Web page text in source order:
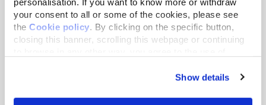
your consent to all or some of the cookies, please see
the Cookie policy . By clicking on the specific button,
closing this banner, scrolling this webpage or continuing
Show details
benessere di cani e gatti e loro tracciabilità.
L'obiettivo è quello di ottenere leggi che
impongano precisi obblighi fin dalla nascita
dei cani e dei gatti, contrastando ogni
comportamento che violi la loro specificità.